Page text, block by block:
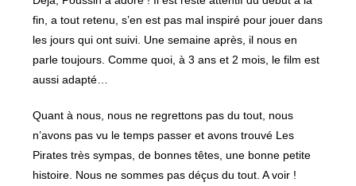
fin, a tout retenu, s’en est pas mal inspiré pour jouer dans
les jours qui ont suivi. Une semaine après, il nous en
parle toujours. Comme quoi, à 3 ans et 2 mois, le film est
aussi adapté…
Quant à nous, nous ne regrettons pas du tout, nous
n’avons pas vu le temps passer et avons trouvé Les
Pirates très sympas, de bonnes têtes, une bonne petite
histoire. Nous ne sommes pas déçus du tout. A voir !